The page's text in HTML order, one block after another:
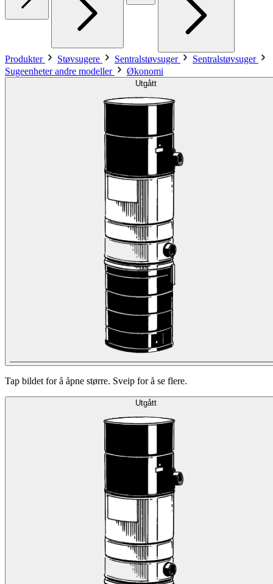
Produkter Støvsugere Sentralstøvsuger
Sentralstøvsuger
Sugeenheter andre modeller
Økonomi
Utgått
Tap bildet for å åpne større. Sveip for å se flere.
Utgått